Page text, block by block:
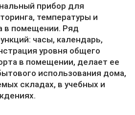
прибор для
температуры и
в помещении. Ряд
часы, календарь,
уровня общего
в помещении, делает ее
использования дома,
складах, в учебных и